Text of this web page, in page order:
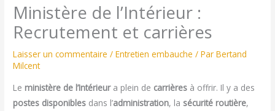
Ministère de l’Intérieur :
Recrutement et carrières
Laisser un commentaire /Entretien embauche / ParBertand
Milcent
Le ministère de l’Intérieura plein de carrières à offrir. Il y a des
postes disponibles dans l’administration, la sécurité routière,